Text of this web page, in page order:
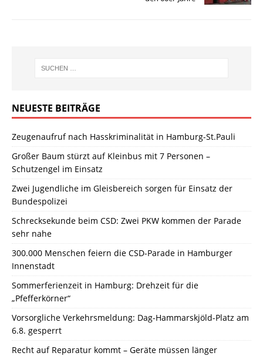
NEUESTE BEITRÄGE
Zeugenaufruf nach Hasskriminalität in Hamburg-St.Pauli
Großer Baum stürzt auf Kleinbus mit 7 Personen –
Schutzengel im Einsatz
Zwei Jugendliche im Gleisbereich sorgen für Einsatz der
Bundespolizei
Schrecksekunde beim CSD: Zwei PKW kommen der Parade
sehr nahe
300.000 Menschen feiern die CSD-Parade in Hamburger
Innenstadt
Sommerferienzeit in Hamburg: Drehzeit für die
„Pfefferkörner“
Vorsorgliche Verkehrsmeldung: Dag-Hammarskjöld-Platz am
6.8. gesperrt
Recht auf Reparatur kommt – Geräte müssen länger